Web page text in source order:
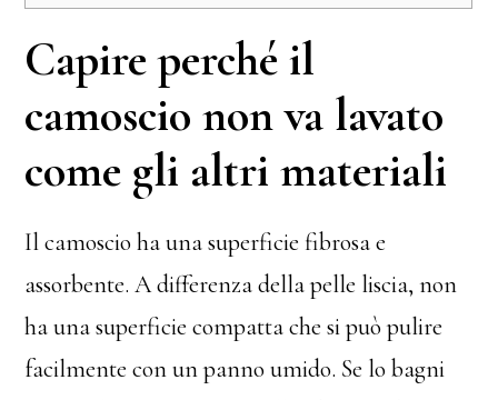
Capire perché il
camoscio non va lavato
come gli altri materiali
Il camoscio ha una superficie fibrosa e
assorbente. A differenza della pelle liscia, non
ha una superficie compatta che si può pulire
facilmente con un panno umido. Se lo bagni